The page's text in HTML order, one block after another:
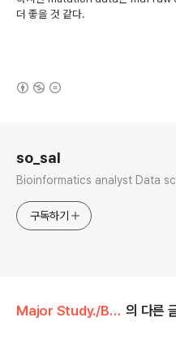
더 좋을 것 같다.
so_sal
Bioinformatics
구독하기
Major Study./Bioinformatics 의 다른